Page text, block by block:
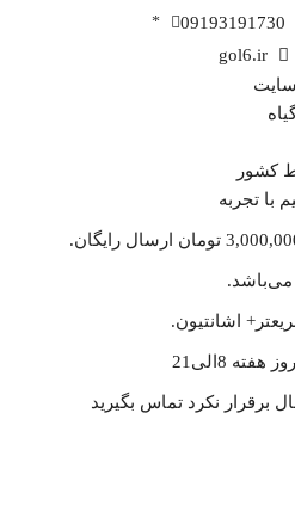
*
09193191730
کشور
با تجربه
اشانتیون‌.
برقرار نکرد تماس بگیرید